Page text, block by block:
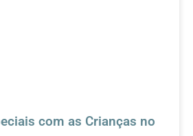
com as Crianças no